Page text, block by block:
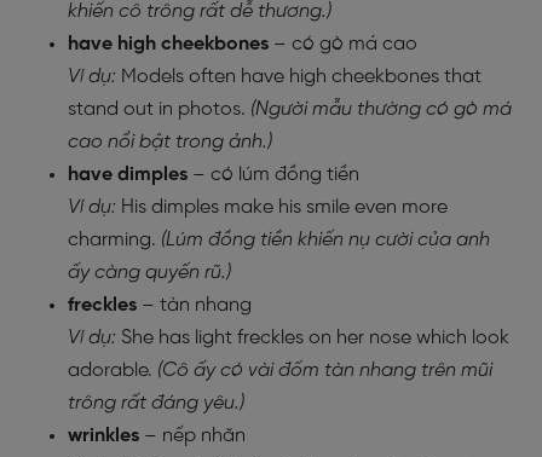
khiến cô trông rất dễ thương.)
have high cheekbones – có gò má cao
Ví dụ: Models often have high cheekbones that
stand out in photos. (Người mẫu thường có gò má
cao nổi bật trong ảnh.)
have dimples – có lúm đồng tiền
Ví dụ: His dimples make his smile even more
charming. (Lúm đồng tiền khiến nụ cười của anh
ấy càng quyến rũ.)
freckles – tàn nhang
Ví dụ: She has light freckles on her nose which look
adorable. (Cô ấy có vài đốm tàn nhang trên mũi
trông rất đáng yêu.)
wrinkles – nếp nhăn